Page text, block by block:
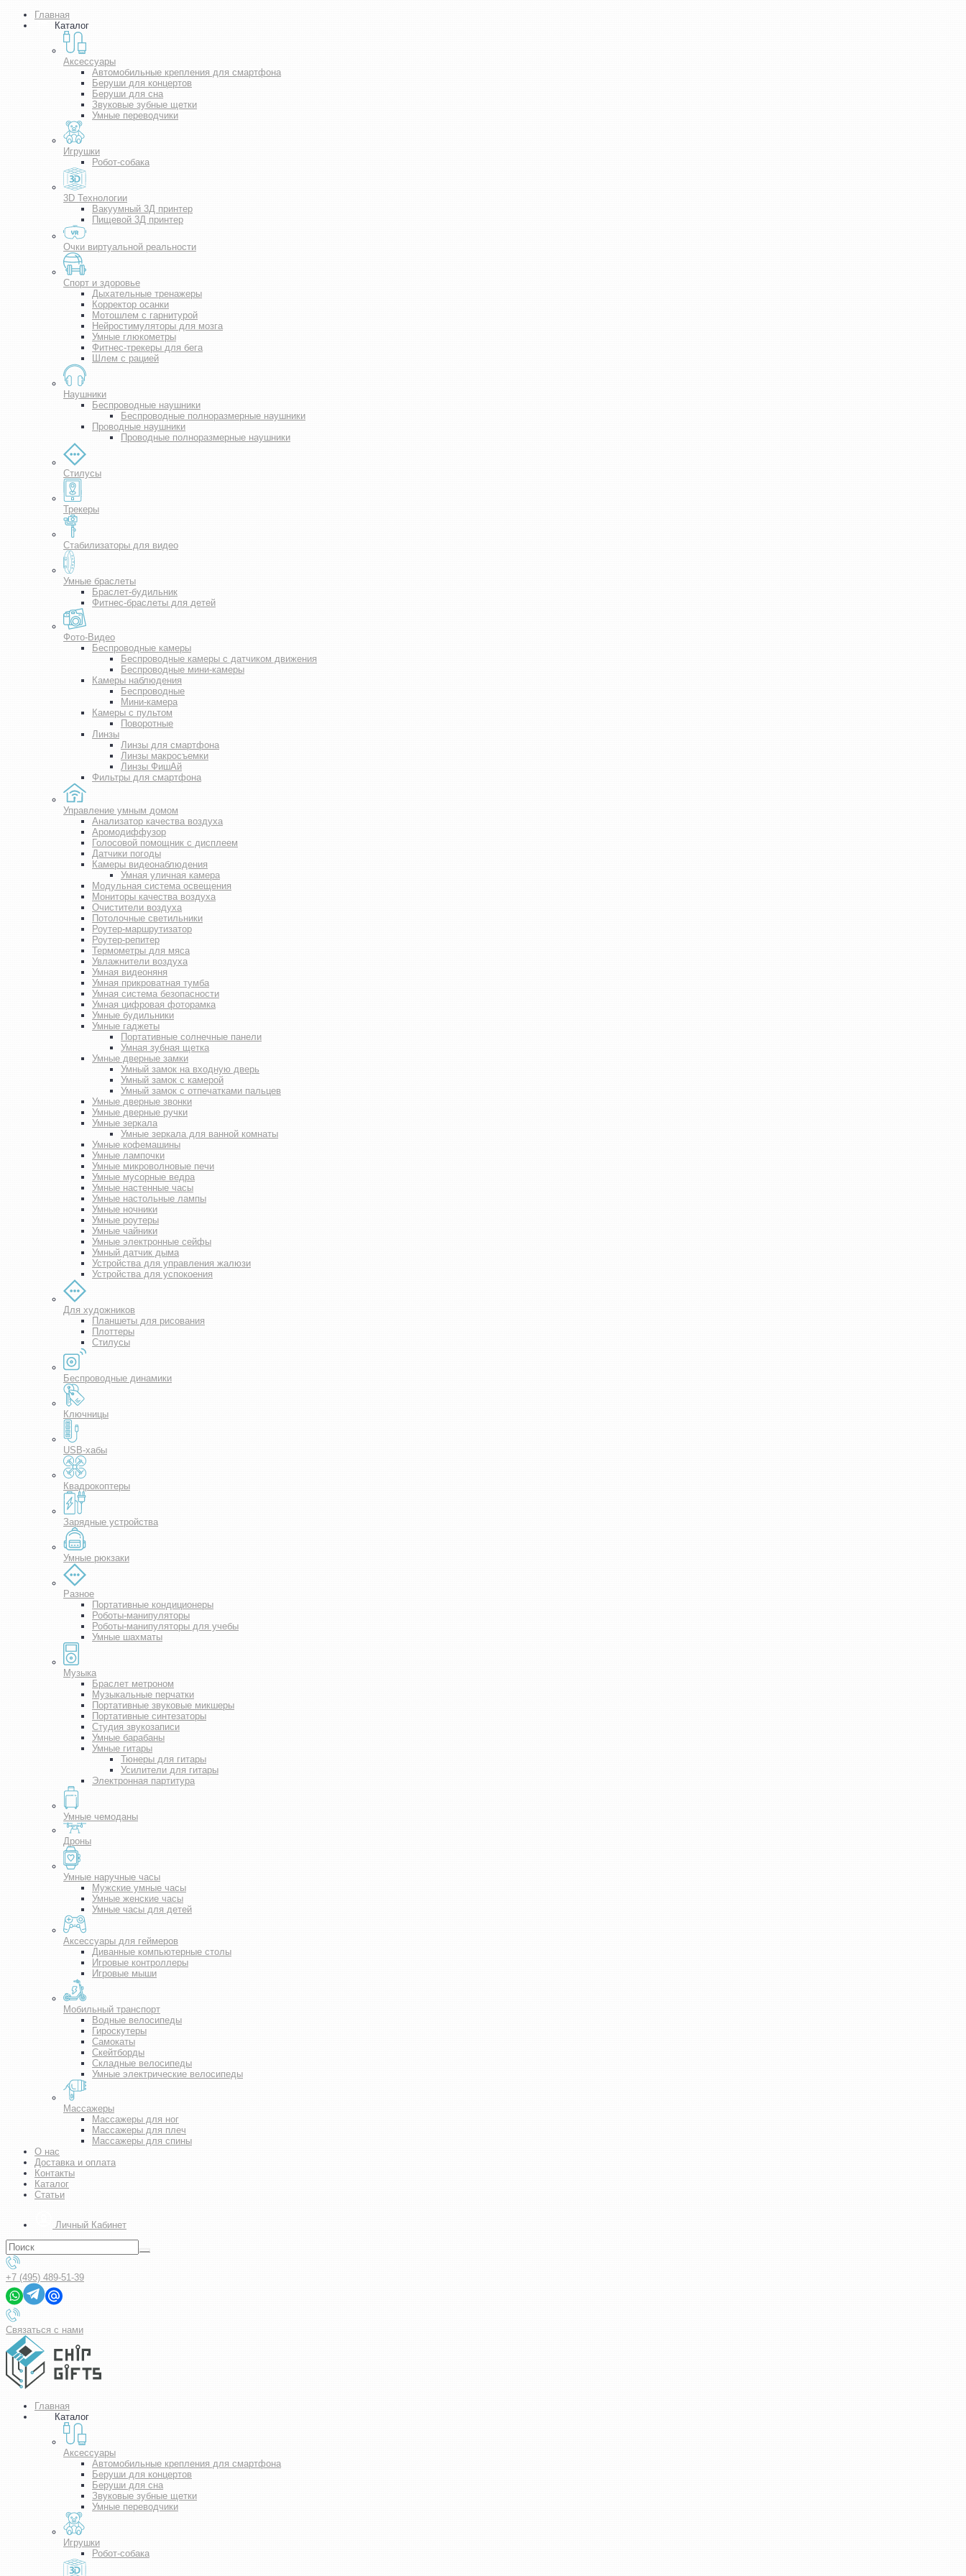
Главная
Каталог
Аксессуары
Автомобильные крепления для смартфона
Беруши для концертов
Беруши для сна
Звуковые зубные щетки
Умные переводчики
Игрушки
Робот-собака
3D Технологии
Вакуумный 3Д принтер
Пищевой 3Д принтер
Очки виртуальной реальности
Спорт и здоровье
Дыхательные тренажеры
Корректор осанки
Мотошлем с гарнитурой
Нейростимуляторы для мозга
Умные глюкометры
Фитнес-трекеры для бега
Шлем с рацией
Наушники
Беспроводные наушники
Беспроводные полноразмерные наушники
Проводные наушники
Проводные полноразмерные наушники
Стилусы
Трекеры
Стабилизаторы для видео
Умные браслеты
Браслет-будильник
Фитнес-браслеты для детей
Фото-Видео
Беспроводные камеры
Беспроводные камеры с датчиком движения
Беспроводные мини-камеры
Камеры наблюдения
Беспроводные
Мини-камера
Камеры с пультом
Поворотные
Линзы
Линзы для смартфона
Линзы макросъемки
Линзы ФишАй
Фильтры для смартфона
Управление умным домом
Анализатор качества воздуха
Аромодиффузор
Голосовой помощник с дисплеем
Датчики погоды
Камеры видеонаблюдения
Умная уличная камера
Модульная система освещения
Мониторы качества воздуха
Очистители воздуха
Потолочные светильники
Роутер-маршрутизатор
Роутер-репитер
Термометры для мяса
Увлажнители воздуха
Умная видеоняня
Умная прикроватная тумба
Умная система безопасности
Умная цифровая фоторамка
Умные будильники
Умные гаджеты
Портативные солнечные панели
Умная зубная щетка
Умные дверные замки
Умный замок на входную дверь
Умный замок с камерой
Умный замок с отпечатками пальцев
Умные дверные звонки
Умные дверные ручки
Умные зеркала
Умные зеркала для ванной комнаты
Умные кофемашины
Умные лампочки
Умные микроволновые печи
Умные мусорные ведра
Умные настенные часы
Умные настольные лампы
Умные ночники
Умные роутеры
Умные чайники
Умные электронные сейфы
Умный датчик дыма
Устройства для управления жалюзи
Устройства для успокоения
Для художников
Планшеты для рисования
Плоттеры
Стилусы
Беспроводные динамики
Ключницы
USB-хабы
Квадрокоптеры
Зарядные устройства
Умные рюкзаки
Разное
Портативные кондиционеры
Роботы-манипуляторы
Роботы-манипуляторы для учебы
Умные шахматы
Музыка
Браслет метроном
Музыкальные перчатки
Портативные звуковые микшеры
Портативные синтезаторы
Студия звукозаписи
Умные барабаны
Умные гитары
Тюнеры для гитары
Усилители для гитары
Электронная партитура
Умные чемоданы
Дроны
Умные наручные часы
Мужские умные часы
Умные женские часы
Умные часы для детей
Аксессуары для геймеров
Диванные компьютерные столы
Игровые контроллеры
Игровые мыши
Мобильный транспорт
Водные велосипеды
Гироскутеры
Самокаты
Скейтборды
Складные велосипеды
Умные электрические велосипеды
Массажеры
Массажеры для ног
Массажеры для плеч
Массажеры для спины
О нас
Доставка и оплата
Контакты
Каталог
Статьи
Личный Кабинет
+7 (495) 489-51-39
Связаться с нами
Главная
Каталог
Аксессуары
Автомобильные крепления для смартфона
Беруши для концертов
Беруши для сна
Звуковые зубные щетки
Умные переводчики
Игрушки
Робот-собака